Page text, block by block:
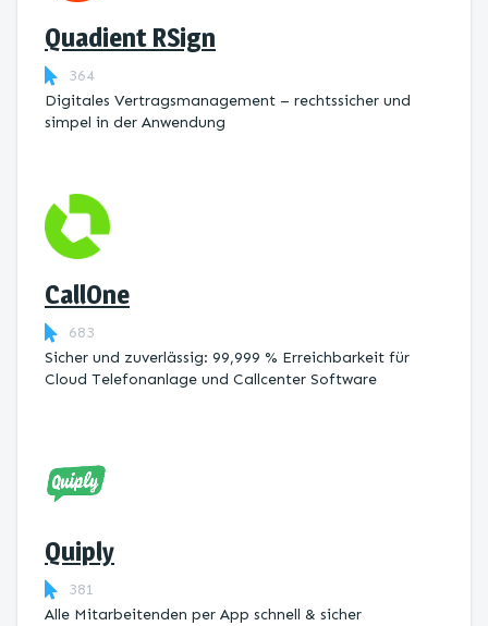
Quadient RSign
364
Digitales Vertragsmanagement – rechtssicher und
simpel in der Anwendung
CallOne
683
Sicher und zuverlässig: 99,999 % Erreichbarkeit für
Cloud Telefonanlage und Callcenter Software
Quiply
381
Alle Mitarbeitenden per App schnell & sicher